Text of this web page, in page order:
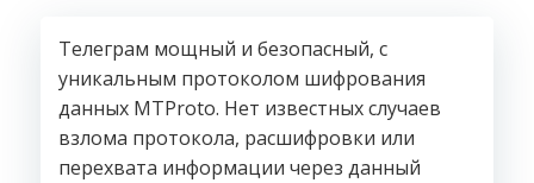
Телеграм мощный и безопасный, с
уникальным протоколом шифрования
данных MTProto. Нет известных случаев
взлома протокола, расшифровки или
перехвата информации через данный